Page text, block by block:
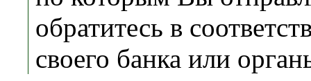
обратитесь в
своего банка или